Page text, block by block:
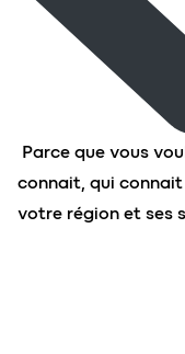
Parce que vous
connait, qui
votre région et ses